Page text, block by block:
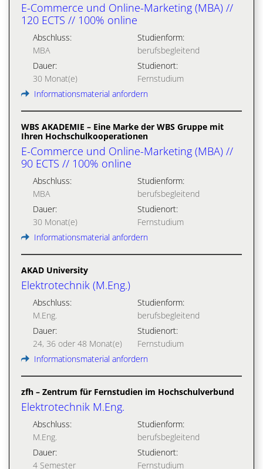
E-Commerce und Online-Marketing (MBA) //
120 ECTS // 100% online
Abschluss:
MBA
Studienform:
berufsbegleitend
Dauer:
30 Monat(e)
Studienort:
Fernstudium
Informationsmaterial anfordern
WBS AKADEMIE – Eine Marke der WBS Gruppe mit
Ihren Hochschulkooperationen
E-Commerce und Online-Marketing (MBA) //
90 ECTS // 100% online
Abschluss:
MBA
Studienform:
berufsbegleitend
Dauer:
30 Monat(e)
Studienort:
Fernstudium
Informationsmaterial anfordern
AKAD University
Elektrotechnik (M.Eng.)
Abschluss:
M.Eng.
Studienform:
berufsbegleitend
Dauer:
24, 36 oder 48 Monat(e)
Studienort:
Fernstudium
Informationsmaterial anfordern
zfh – Zentrum für Fernstudien im Hochschulverbund
Elektrotechnik M.Eng.
Abschluss:
M.Eng.
Studienform:
berufsbegleitend
Dauer:
4 Semester
Studienort:
Fernstudium